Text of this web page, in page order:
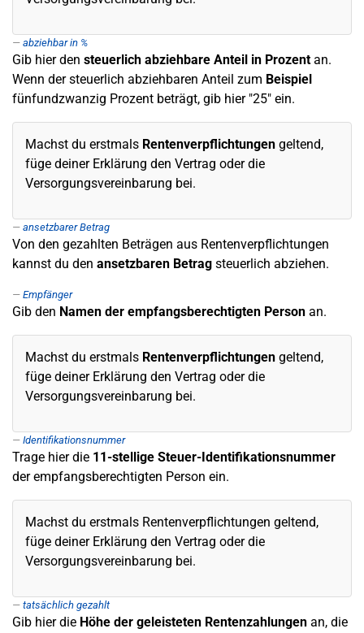
abziehbar in %
Gib hier den steuerlich abziehbare Anteil in Prozentan.
Wenn der steuerlich abziehbaren Anteil zum Beispiel
fünfundzwanzig Prozent beträgt, gib hier "25" ein.
Machst du erstmals Rentenverpflichtungen geltend,
füge deiner Erklärung den Vertrag oder die
Versorgungsvereinbarung bei.
ansetzbarer Betrag
Von den gezahlten Beträgen aus Rentenverpflichtungen
kannst du den ansetzbaren Betrag steuerlich abziehen.
Empfänger
Gib den Namen der empfangsberechtigten Person an.
Machst du erstmals Rentenverpflichtungen geltend,
füge deiner Erklärung den Vertrag oder die
Versorgungsvereinbarung bei.
Identifikationsnummer
Trage hier die 11-stellige Steuer-Identifikationsnummer
der empfangsberechtigten Person ein.
Machst du erstmals Rentenverpflichtungen geltend,
füge deiner Erklärung den Vertrag oder die
Versorgungsvereinbarung bei.
tatsächlich gezahlt
Gib hier die Höhe der geleisteten Rentenzahlungen an, die